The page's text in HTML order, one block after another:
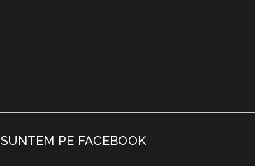
SUNTEM PE FACEBOOK